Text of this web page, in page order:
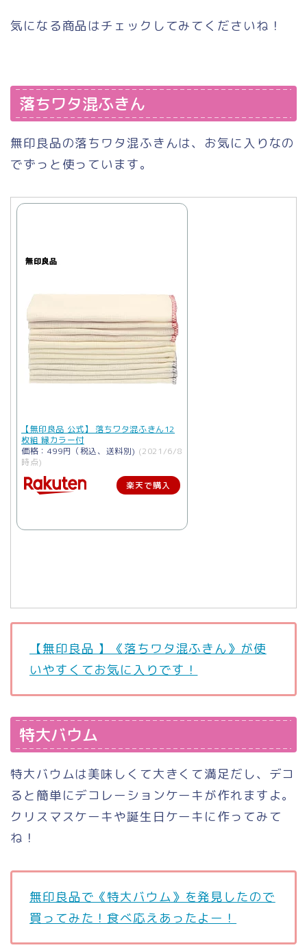
気になる商品はチェックしてみてくださいね！
落ちワタ混ふきん
無印良品の落ちワタ混ふきんは、お気に入りなの
でずっと使っています。
【無印良品 公式】 落ちワタ混ふきん12
枚組 縁カラー付
価格：499円（税込、送料別) (2021/6/8
時点)
楽天で購入
【無印良品 】《落ちワタ混ふきん》が使
いやすくてお気に入りです！
特大バウム
特大バウムは美味しくて大きくて満足だし、デコ
ると簡単にデコレーションケーキが作れますよ。
クリスマスケーキや誕生日ケーキに作ってみて
ね！
無印良品で《特大バウム》を発見したので
買ってみた！食べ応えあったよー！